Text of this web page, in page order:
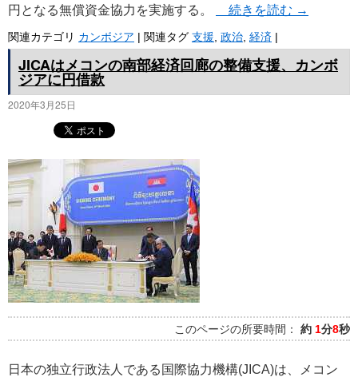
円となる無償資金協力を実施する。
続きを読む →
関連カテゴリ カンボジア | 関連タグ 支援, 政治, 経済 |
JICAはメコンの南部経済回廊の整備支援、カンボ
ジアに円借款
2020年3月25日
このページの所要時間： 約 1分8秒
日本の独立行政法人である国際協力機構(JICA)は、メコン